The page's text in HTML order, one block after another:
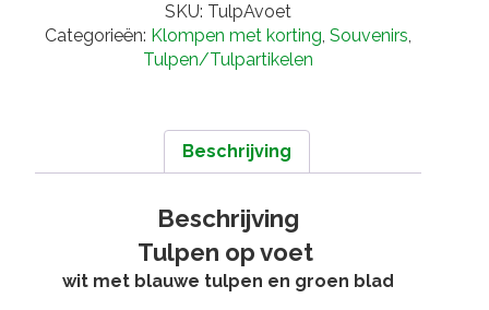
aantal
SKU: TulpAvoet
Categorieën: Klompen met korting, Souvenirs,
Tulpen/Tulpartikelen
Beschrijving
Beschrijving
Tulpen op voet
wit met blauwe tulpen en groen blad